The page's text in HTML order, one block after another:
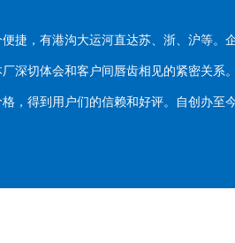
，有港沟大运河直达苏、浙、沪等。
切体会和客户间唇齿相见的紧密关系
得到用户们的信赖和好评。自创办至